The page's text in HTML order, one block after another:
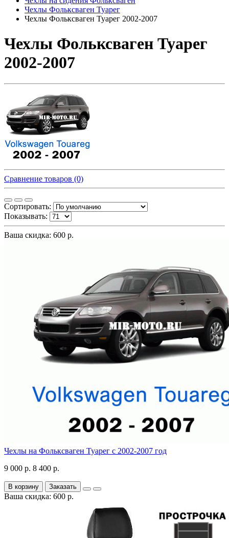
Чехлы Фольксваген Туарег
Чехлы Фольксваген Туарег 2002-2007
Чехлы Фольксваген Туарег
2002-2007
Сравнение товаров (0)
Сортировать:
Показывать:
Ваша скидка: 600 р.
Чехлы на Фольксваген Туарег с 2002-2007 год
9 000 р. 8 400 р.
В корзину Заказать
Ваша скидка: 600 р.